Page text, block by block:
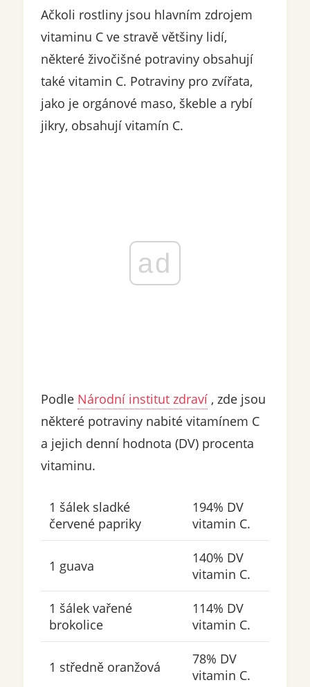
Ačkoli rostliny jsou hlavním zdrojem
vitaminu C ve stravě většiny lidí,
některé živočišné potraviny obsahují
také vitamin C. Potraviny pro zvířata,
jako je orgánové maso, škeble a rybí
jikry, obsahují vitamín C.
ad
Podle Národní institut zdraví, zde jsou
některé potraviny nabité vitamínem C
a jejich denní hodnota (DV) procenta
vitaminu.
1 šálek sladké
červené papriky
194% DV
vitamin C.
1 guava
140% DV
vitamin C.
1 šálek vařené
brokolice
114% DV
vitamin C.
1 středně oranžová
78% DV
vitamin C.